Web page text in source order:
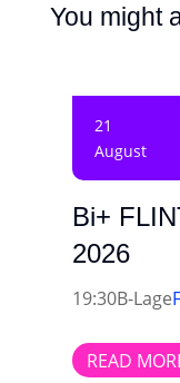
You might
21
August
Bi+
2026
19:30B-Lage
READ